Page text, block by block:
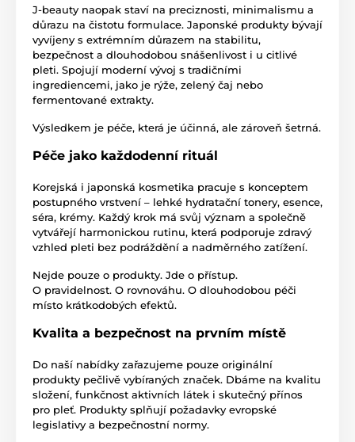
J-beauty naopak staví na preciznosti, minimalismu a
důrazu na čistotu formulace. Japonské produkty bývají
vyvíjeny s extrémním důrazem na stabilitu,
bezpečnost a dlouhodobou snášenlivost i u citlivé
pleti. Spojují moderní vývoj s tradičními
ingrediencemi, jako je rýže, zelený čaj nebo
fermentované extrakty.
Výsledkem je péče, která je účinná, ale zároveň šetrná.
Péče jako každodenní rituál
Korejská i japonská kosmetika pracuje s konceptem
postupného vrstvení – lehké hydratační tonery, esence,
séra, krémy. Každý krok má svůj význam a společně
vytvářejí harmonickou rutinu, která podporuje zdravý
vzhled pleti bez podráždění a nadměrného zatížení.
Nejde pouze o produkty. Jde o přístup.
O pravidelnost. O rovnováhu. O dlouhodobou péči
místo krátkodobých efektů.
Kvalita a bezpečnost na prvním místě
Do naší nabídky zařazujeme pouze originální
produkty pečlivě vybíraných značek. Dbáme na kvalitu
složení, funkčnost aktivních látek i skutečný přínos
pro pleť. Produkty splňují požadavky evropské
legislativy a bezpečnostní normy.